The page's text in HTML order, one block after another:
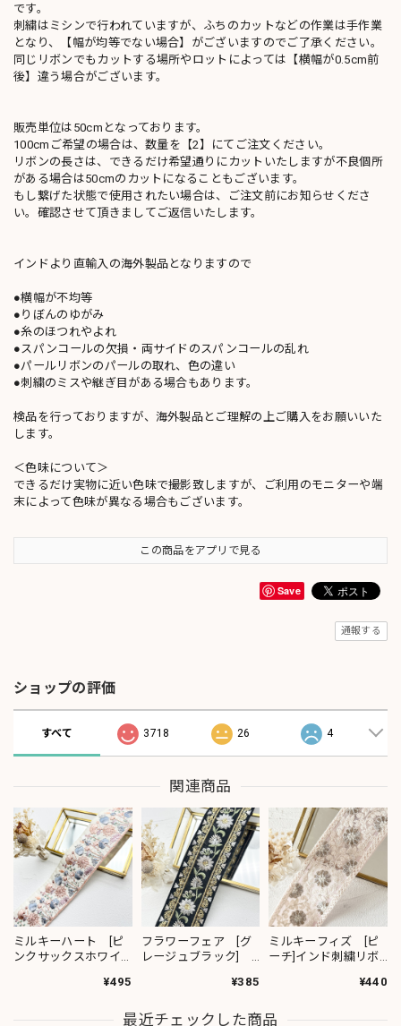
です。
刺繍はミシンで行われていますが、ふちのカットなどの作業は手作業
となり、【幅が均等でない場合】がございますのでご了承ください。
同じリボンでもカットする場所やロットによっては【横幅が0.5cm前
後】違う場合がございます。
販売単位は50cmとなっております。
100cmご希望の場合は、数量を【2】にてご注文ください。
リボンの長さは、できるだけ希望通りにカットいたしますが不良個所
がある場合は50cmのカットになることもございます。
もし繋げた状態で使用されたい場合は、ご注文前にお知らせくださ
い。確認させて頂きましてご返信いたします。
インドより直輸入の海外製品となりますので
●横幅が不均等
●りぼんのゆがみ
●糸のほつれやよれ
●スパンコールの欠損・両サイドのスパンコールの乱れ
●パールリボンのパールの取れ、色の違い
●刺繍のミスや継ぎ目がある場合もあります。
検品を行っておりますが、海外製品とご理解の上ご購入をお願いいた
します。
＜色味について＞
できるだけ実物に近い色味で撮影致しますが、ご利用のモニターや端
末によって色味が異なる場合もございます。
この商品をアプリで見る
Save
通報する
ショップの評価
すべて 3718 26 4
関連商品
ミルキーハート [ピ
ンクサックスホワイ
¥495
フラワーフェア [グ
レージュブラック]
¥385
ミルキーフィズ [ピ
ーチ]インド刺繍リボ
¥440
最近チェックした商品